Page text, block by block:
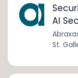
AI
St.